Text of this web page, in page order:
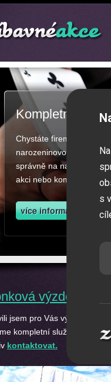
Kompletní
Chystáte firemní akci,
narozeninovou oslavu či
správně na našich
akci nebo kompletní
výzdoba -
jsem pro Vás výběr
kompletní služby v
kontaktovat.
s